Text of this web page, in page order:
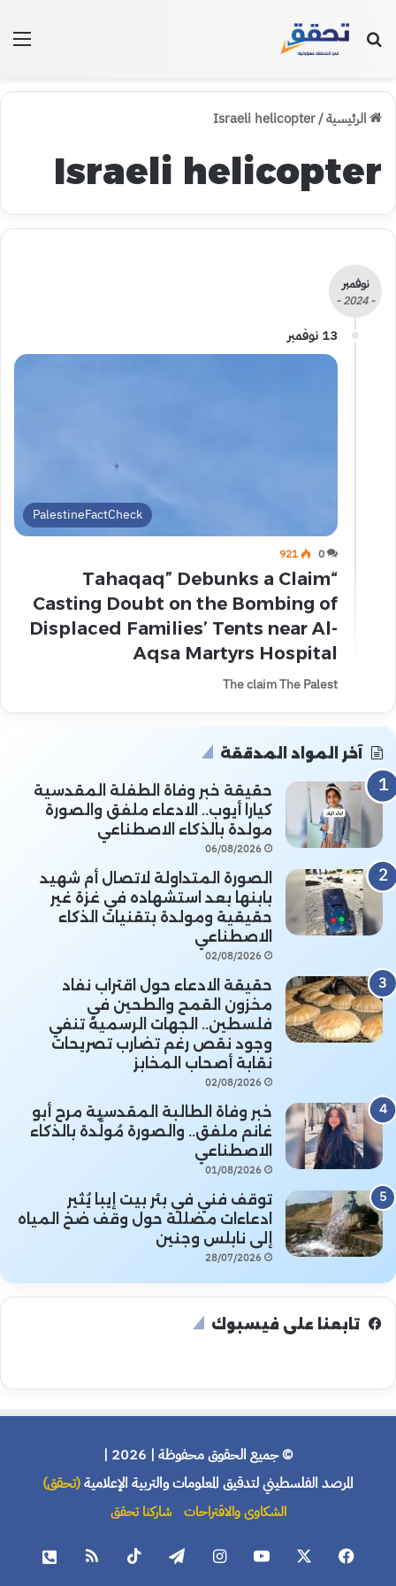
بحث عن
الرئيسية/
Israeli helicopter
Israeli helicopter
نوفمبر
- 2024 -
13 نوفمبر
PalestineFactCheck
0
921
“Tahaqaq” Debunks a Claim
Casting Doubt on the Bombing of
Displaced Families’ Tents near Al-
Aqsa Martyrs Hospital
The claim The Palest
آخر المواد المدققة
حقيقة خبر وفاة الطفلة المقدسية
كيارا أيوب.. الادعاء ملفق والصورة
مولدة بالذكاء الاصطناعي
06/08/2026
الصورة المتداولة لاتصال أم شهيد
بابنها بعد استشهاده في غزة غير
حقيقية ومولدة بتقنيات الذكاء
الاصطناعي
02/08/2026
حقيقة الادعاء حول اقتراب نفاد
مخزون القمح والطحين في
فلسطين.. الجهات الرسمية تنفي
وجود نقص رغم تضارب تصريحات
نقابة أصحاب المخابز
02/08/2026
خبر وفاة الطالبة المقدسية مرح أبو
غانم ملفق.. والصورة مُولَّدة بالذكاء
الاصطناعي
01/08/2026
توقف فني في بئر بيت إيبا يُثير
ادعاءات مضللة حول وقف ضخ المياه
إلى نابلس وجنين
28/07/2026
تابعنا على فيسبوك
© جميع الحقوق محفوظة | 2026 |
المرصد الفلسطيني لتدقيق المعلومات والتربية الإعلامية(تحقق)
الشكاوى والاقتراحات شاركنا تحقق
فيسبوك يوتيوب انستقرام تيلقرام ‫TikTok ملخص